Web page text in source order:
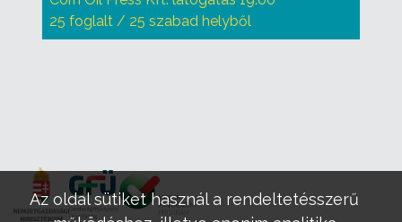
25 foglalt / 25 szabad helyből
Az oldal sütiket használ a rendeltetésszerű